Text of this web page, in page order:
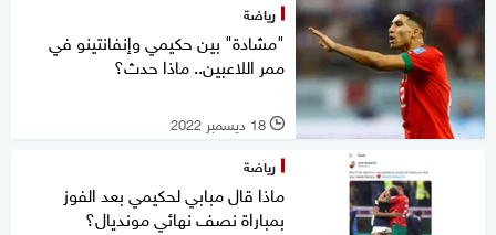
رياضة
"مشادة" بين حكيمي وإنفانتينو في
ممر اللاعبين.. ماذا حدث؟
l 18 ديسمبر 2022
رياضة
ماذا قال مبابي لحكيمي بعد الفوز
بمباراة نصف نهائي مونديال؟